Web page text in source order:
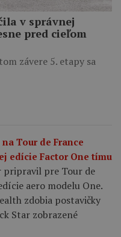
v správnej
pred cieľom
závere 5. etapy sa
Tour de France
edície Factor One tímu
pripravil pre Tour de
aero modelu One.
zdobia postavičky
Star zobrazené